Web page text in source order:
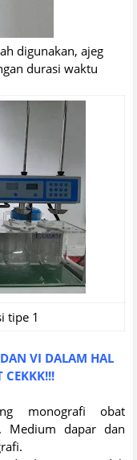
digunakan, ajeg
durasi waktu
tipe 1
VI DALAM HAL
CEKKK!!!
monografi obat
Medium dapar dan